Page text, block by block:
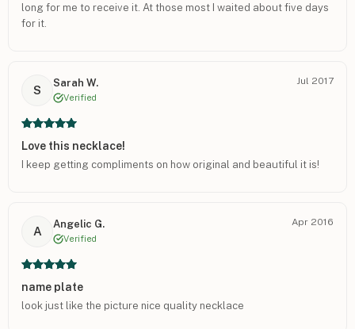
long for me to receive it. At those most I waited about five days
for it.
S
Sarah W.
Verified
Jul 2017
Love this necklace!
I keep getting compliments on how original and beautiful it is!
A
Angelic G.
Verified
Apr 2016
name plate
look just like the picture nice quality necklace